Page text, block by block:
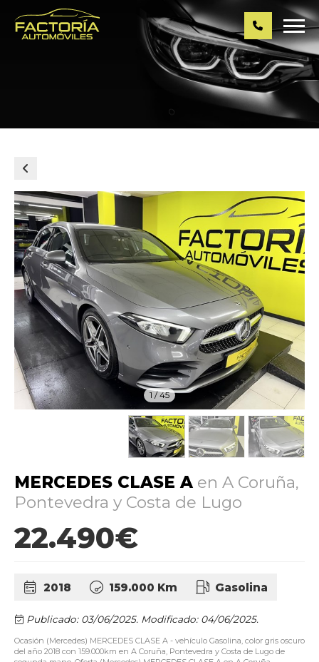
1 /45
MERCEDES CLASE A en A Coruña,
Pontevedra y Costa de Lugo
22.490€
2018 159.000 Km Gasolina
Publicado: 03/06/2025. Modificado: 04/06/2025.
Ocasión (Mercedes) MERCEDES CLASE A - vehículo Gasolina, color gris oscuro
del año 2018 con 159.000km en A Coruña, Pontevedra y Costa de Lugo de